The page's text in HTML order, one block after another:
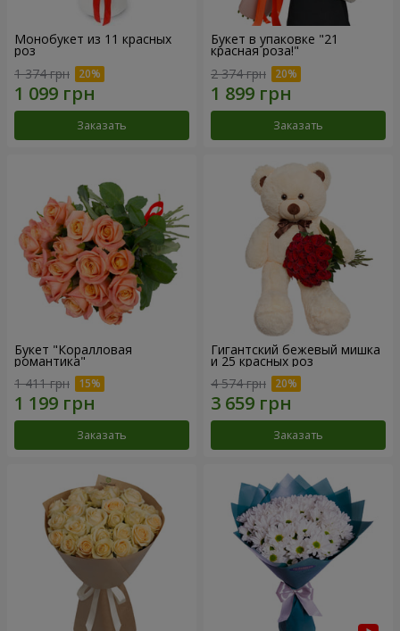
Монобукет из 11 красных
роз
1 374 грн
Заказать
Букет в упаковке "21
красная роза!"
2 374 грн
Заказать
Букет "Коралловая
романтика"
1 411 грн
Заказать
Гигантский бежевый мишка
и 25 красных роз
4 574 грн
Заказать